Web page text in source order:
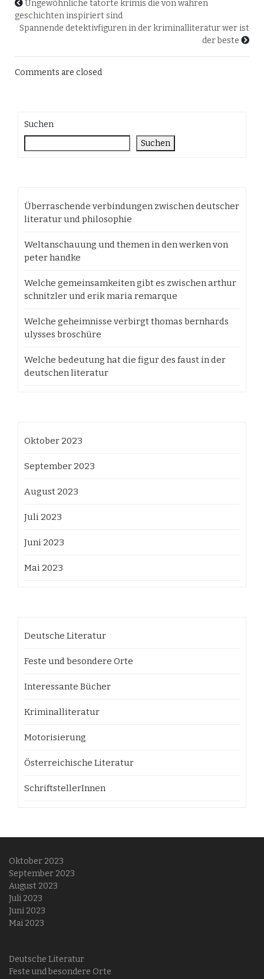
Ungewöhnliche tatorte krimis die von wahren
geschichten inspiriert sind
Spannende detektivfiguren in der kriminalliteratur wer ist
der beste
Comments are closed
Suchen
Suchen
Überraschende verbindungen zwischen deutscher
literatur und philosophie
Weltanschauung und themen in den werken von
peter handke
Welche gemeinsamkeiten gibt es zwischen arthur
schnitzler und erik maria remarque
Welche geheimnisse verbirgt thomas bernhards
ulysses broschüre
Welche bedeutung hat die figur des faust in der
deutschen literatur
Oktober 2023
September 2023
August 2023
Juli 2023
Juni 2023
Mai 2023
Deutsche Literatur
Feste und besondere Orte
Interessante Bücher
Kriminalliteratur
Motorisierung
Österreichische Literatur
SchriftstellerInnen
Oktober 2023
September 2023
August 2023
Juli 2023
Juni 2023
Mai 2023
Deutsche Literatur
Feste und besondere Orte